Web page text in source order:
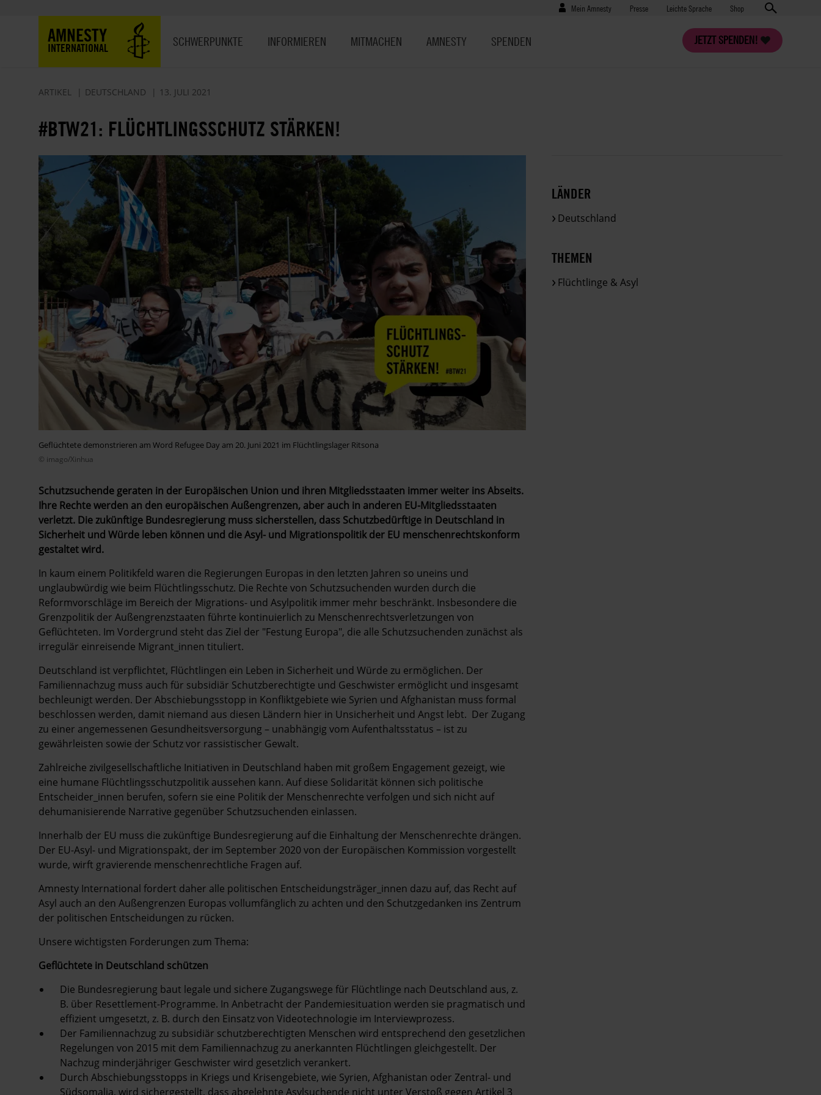
Benutzermenü
Mein Amnesty Presse
Presse Leichte Sprache Shop
AMNESTY
INTERNATIONAL
JETZT SPENDEN!
SCHWERPUNKTE INFORMIEREN MITMACHEN AMNESTY SPENDEN
ARTIKEL DEUTSCHLAND 13. JULI 2021
#BTW21: FLÜCHTLINGSSCHUTZ STÄRKEN!
Geflüchtete demonstrieren am Word Refugee Day am 20. Juni 2021 im Flüchtlingslager Ritsona
© imago/Xinhua
Schutzsuchende geraten in der Europäischen Union und ihren Mitgliedsstaaten immer weiter ins Abseits.
Ihre Rechte werden an den europäischen Außengrenzen, aber auch in anderen EU-Mitgliedsstaaten
verletzt. Die zukünftige Bundesregierung muss sicherstellen, dass Schutzbedürftige in Deutschland in
Sicherheit und Würde leben können und die Asyl- und Migrationspolitik der EU menschenrechtskonform
gestaltet wird.
In kaum einem Politikfeld waren die Regierungen Europas in den letzten Jahren so uneins und
unglaubwürdig wie beim Flüchtlingsschutz. Die Rechte von Schutzsuchenden wurden durch die
Reformvorschläge im Bereich der Migrations- und Asylpolitik immer mehr beschränkt. Insbesondere die
Grenzpolitik der Außengrenzstaaten führte kontinuierlich zu Menschenrechtsverletzungen von
Geflüchteten. Im Vordergrund steht das Ziel der "Festung Europa", die alle Schutzsuchenden zunächst als
irregulär einreisende Migrant_innen tituliert.
Deutschland ist verpflichtet, Flüchtlingen ein Leben in Sicherheit und Würde zu ermöglichen. Der
Familiennachzug muss auch für subsidiär Schutzberechtigte und Geschwister ermöglicht und insgesamt
bechleunigt werden. Der Abschiebungsstopp in Konfliktgebiete wie Syrien und Afghanistan muss formal
beschlossen werden, damit niemand aus diesen Ländern hier in Unsicherheit und Angst lebt. Der Zugang
zu einer angemessenen Gesundheitsversorgung – unabhängig vom Aufenthaltsstatus – ist zu
gewährleisten sowie der Schutz vor rassistischer Gewalt.
Zahlreiche zivilgesellschaftliche Initiativen in Deutschland haben mit großem Engagement gezeigt, wie
eine humane Flüchtlingsschutzpolitik aussehen kann. Auf diese Solidarität können sich politische
Entscheider_innen berufen, sofern sie eine Politik der Menschenrechte verfolgen und sich nicht auf
dehumanisierende Narrative gegenüber Schutzsuchenden einlassen.
Innerhalb der EU muss die zukünftige Bundesregierung auf die Einhaltung der Menschenrechte drängen.
Der EU-Asyl- und Migrationspakt, der im September 2020 von der Europäischen Kommission vorgestellt
wurde, wirft gravierende menschenrechtliche Fragen auf.
Amnesty International fordert daher alle politischen Entscheidungsträger_innen dazu auf, das Recht auf
Asyl auch an den Außengrenzen Europas vollumfänglich zu achten und den Schutzgedanken ins Zentrum
der politischen Entscheidungen zu rücken.
Unsere wichtigsten Forderungen zum Thema:
Geflüchtete in Deutschland schützen
Die Bundesregierung baut legale und sichere Zugangswege für Flüchtlinge nach Deutschland aus, z.
B. über Resettlement-Programme. In Anbetracht der Pandemiesituation werden sie pragmatisch und
effizient umgesetzt, z. B. durch den Einsatz von Videotechnologie im Interviewprozess.
Der Familiennachzug zu subsidiär schutzberechtigten Menschen wird entsprechend den gesetzlichen
Regelungen von 2015 mit dem Familiennachzug zu anerkannten Flüchtlingen gleichgestellt. Der
Nachzug minderjähriger Geschwister wird gesetzlich verankert.
Durch Abschiebungsstopps in Kriegs­ und Krisengebiete, wie Syrien, Afghanistan oder Zentral-­ und
Südsomalia, wird sichergestellt, dass abgelehnte Asylsuchende nicht unter Verstoß gegen Artikel 3
LÄNDER
Deutschland
THEMEN
Flüchtlinge & Asyl